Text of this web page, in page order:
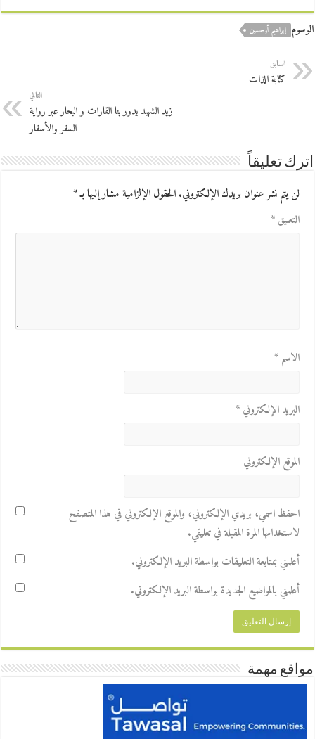
الوسوم إبراهيم أوحسين
السابق
كتابة الذات
التالي
زيد الشهيد يدور بنا القارات و البحار عبر رواية
السفر والأسفار
اترك تعليقاً
لن يتم نشر عنوان بريدك الإلكتروني.الحقول الإلزامية مشار إليها بـ*
التعليق*
الاسم*
البريد الإلكتروني*
الموقع الإلكتروني
احفظ اسمي، بريدي الإلكتروني، والموقع الإلكتروني في هذا المتصفح
لاستخدامها المرة المقبلة في تعليقي.
أعلمني بمتابعة التعليقات بواسطة البريد الإلكتروني.
أعلمني بالمواضيع الجديدة بواسطة البريد الإلكتروني.
مواقع مهمة